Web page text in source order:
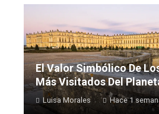
El Valor Simbólico De
Más Visitados Del
Luisa Morales Hace 1